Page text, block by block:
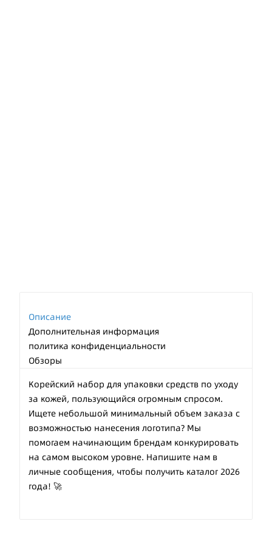
Описание
Дополнительная информация
политика конфиденциальности
Обзоры
Корейский набор для упаковки средств по уходу
за кожей, пользующийся огромным спросом.
Ищете небольшой минимальный объем заказа с
возможностью нанесения логотипа? Мы
помогаем начинающим брендам конкурировать
на самом высоком уровне. Напишите нам в
личные сообщения, чтобы получить каталог 2026
года! 🚀